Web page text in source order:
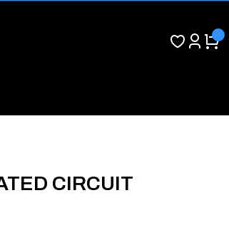
CIRCUIT